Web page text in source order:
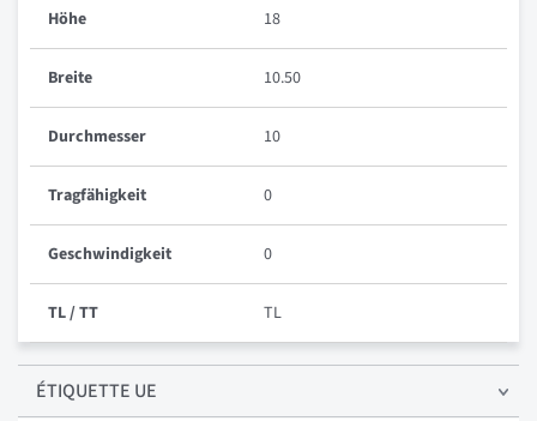
Höhe 18
Breite 10.50
Durchmesser 10
Tragfähigkeit 0
Geschwindigkeit 0
TL / TT TL
ÉTIQUETTE UE